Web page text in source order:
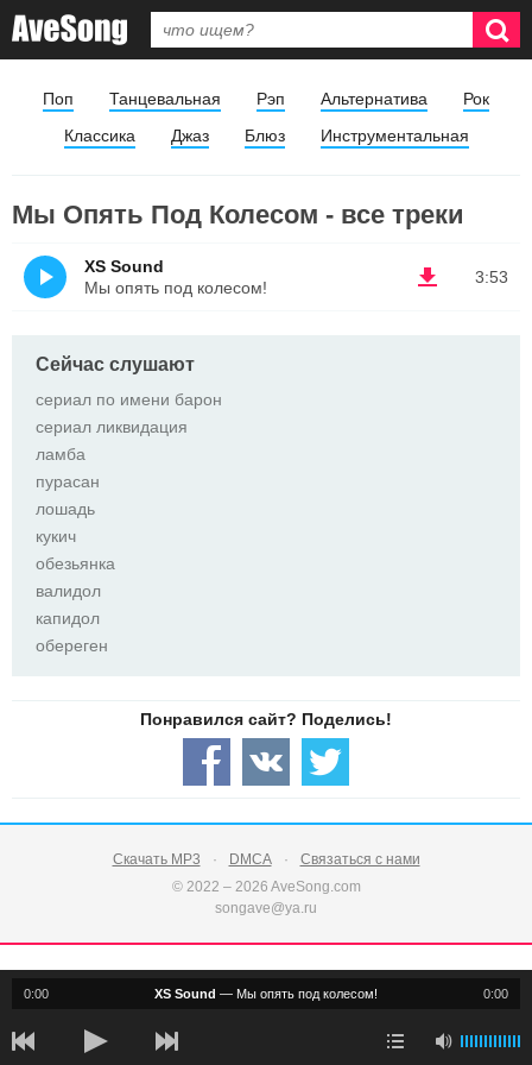
Поп Танцевальная Рэп Альтернатива
Рок
Классика
Джаз Блюз Инструментальная
Мы Опять Под Колесом - все треки
3:53
XS Sound
Мы опять под колесом!
Сейчас слушают
сериал по имени барон
сериал ликвидация
ламба
пурасан
лошадь
кукич
обезьянка
валидол
капидол
обереген
Скачать MP3 DMCA
Связаться с нами
© 2022 – 2026 AveSong.com
songave@ya.ru
0:00 0:00
XS Sound — Мы опять под колесом!